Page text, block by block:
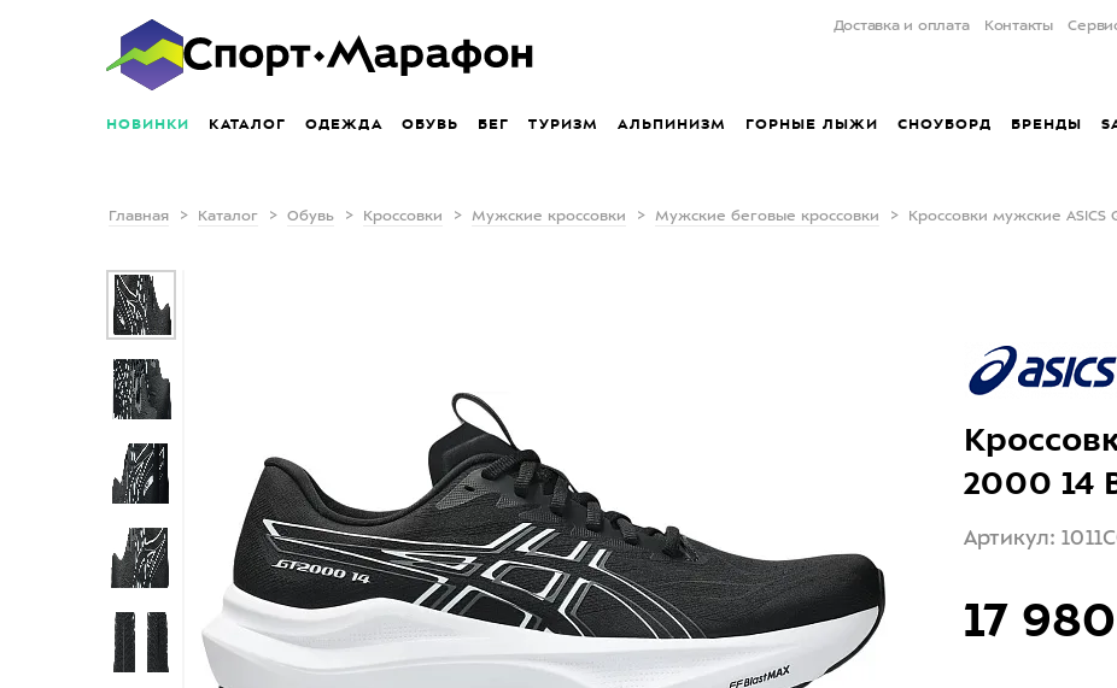
Доставка и оплата Контакты
НОВИНКИ КАТАЛОГ ОДЕЖДА ОБУВЬ БЕГ ТУРИЗМ АЛЬПИНИЗМ ГОРНЫЕ ЛЫЖИ СНОУБОРД БРЕНДЫ
Главная Каталог Обувь Кроссовки Мужские кроссовки Мужские беговые кроссовки Кроссовки мужские ASICS
2000 14
Артикул:
17